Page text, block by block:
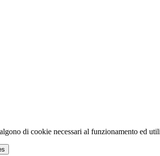
di cookie necessari al funzionamento ed